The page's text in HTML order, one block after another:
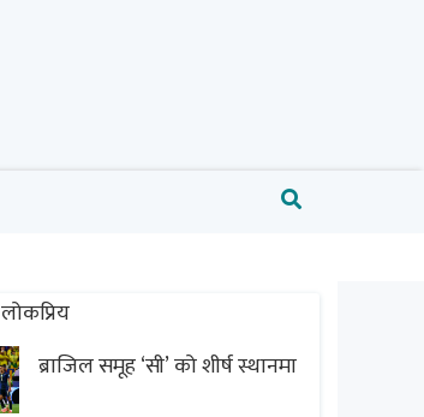
लोकप्रिय
ब्राजिल समूह ‘सी’ को शीर्ष स्थानमा